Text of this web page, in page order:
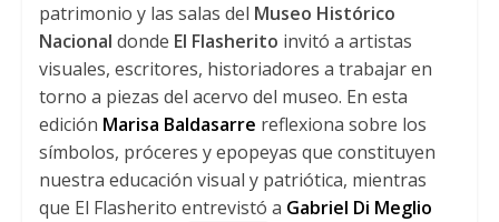
patrimonio y las salas del Museo Histórico
Nacional donde El Flasherito invitó a artistas
visuales, escritores, historiadores a trabajar en
torno a piezas del acervo del museo. En esta
edición Marisa Baldasarre reflexiona sobre los
símbolos, próceres y epopeyas que constituyen
nuestra educación visual y patriótica, mientras
que El Flasherito entrevistó a Gabriel Di Meglio